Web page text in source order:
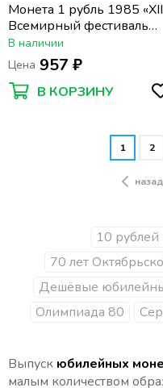
Монета 1 рубль 1985 «XII
Всемирный фестиваль
молодежи и студентов»
(Новодел) капсула
В наличии
Цена 957 ₽
В КОРЗИНУ
назад
1 2
10
70 лет
Дешёвые
Олимпиада 80
Выпуск юбилейных
малым количеством